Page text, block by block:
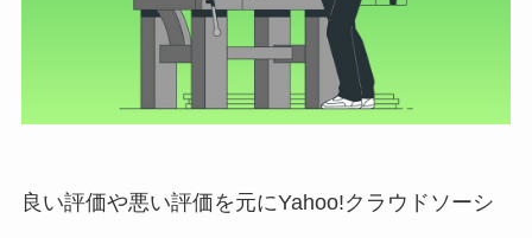
良い評価や悪い評価を元にYahoo!クラウドソーシ